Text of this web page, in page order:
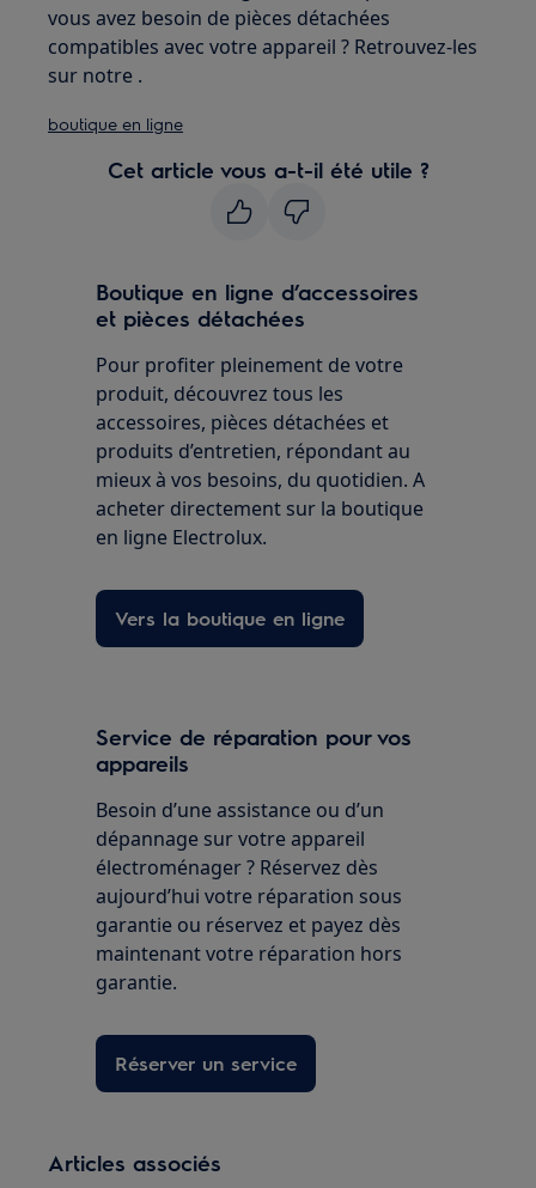
vous avez besoin de pièces détachées
compatibles avec votre appareil ? Retrouvez-les
sur notre .
boutique en ligne
Cet article vous a-t-il été utile ?
Boutique en ligne d’accessoires
et pièces détachées
Pour profiter pleinement de votre
produit, découvrez tous les
accessoires, pièces détachées et
produits d’entretien, répondant au
mieux à vos besoins, du quotidien. A
acheter directement sur la boutique
en ligne Electrolux.
Vers la boutique en ligne
Service de réparation pour vos
appareils
Besoin d’une assistance ou d’un
dépannage sur votre appareil
électroménager ? Réservez dès
aujourd’hui votre réparation sous
garantie ou réservez et payez dès
maintenant votre réparation hors
garantie.
Réserver un service
Articles associés